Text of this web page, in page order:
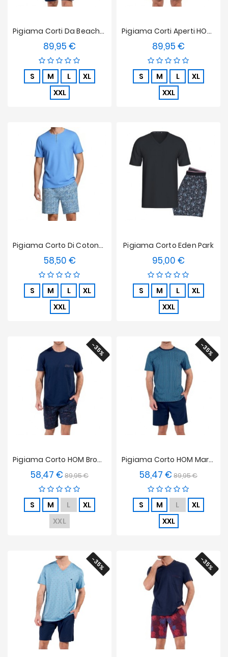
Pigiama Corti Da Beachcomber HOM
89,95 €
S M L
XL
XXL
Pigiama Corti Aperti HOM In Modal - Rafaël
89,95 €
S M L
XL
XXL
Pigiama Corto Di Cotone Impetus - Blu
58,50 €Prezzo
S M L
XL
XXL
Pigiama Corto Eden Park
95,00 €
S M L
XL
XXL
-35%
Pigiama Corto HOM Brocéliande
58,47 € Prezzo
base
89,95 €Prezzo
S M L
XL
XXL
-35%
Pigiama Corto HOM Martinez
58,47 € Prezzo
base
89,95 €Prezzo
S M L
XL
XXL
-35% -35%